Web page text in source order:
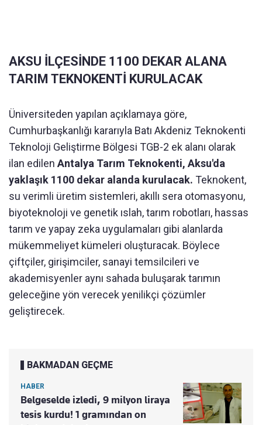
AKSU İLÇESİNDE 1100 DEKAR ALANA
TARIM TEKNOKENTİ KURULACAK
Üniversiteden yapılan açıklamaya göre,
Cumhurbaşkanlığı kararıyla Batı Akdeniz Teknokenti
Teknoloji Geliştirme Bölgesi TGB-2 ek alanı olarak
ilan edilen Antalya Tarım Teknokenti, Aksu'da
yaklaşık 1100 dekar alanda kurulacak. Teknokent,
su verimli üretim sistemleri, akıllı sera otomasyonu,
biyoteknoloji ve genetik ıslah, tarım robotları, hassas
tarım ve yapay zeka uygulamaları gibi alanlarda
mükemmeliyet kümeleri oluşturacak. Böylece
çiftçiler, girişimciler, sanayi temsilcileri ve
akademisyenler aynı sahada buluşarak tarımın
geleceğine yön verecek yenilikçi çözümler
geliştirecek.
BAKMADAN GEÇME
HABER
Belgeselde izledi, 9 milyon liraya
tesis kurdu! 1 gramından on